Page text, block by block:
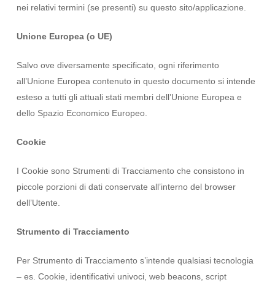
nei relativi termini (se presenti) su questo sito/applicazione.
Unione Europea (o UE)
Salvo ove diversamente specificato, ogni riferimento
all’Unione Europea contenuto in questo documento si intende
esteso a tutti gli attuali stati membri dell’Unione Europea e
dello Spazio Economico Europeo.
Cookie
I Cookie sono Strumenti di Tracciamento che consistono in
piccole porzioni di dati conservate all’interno del browser
dell’Utente.
Strumento di Tracciamento
Per Strumento di Tracciamento s’intende qualsiasi tecnologia
– es. Cookie, identificativi univoci, web beacons, script